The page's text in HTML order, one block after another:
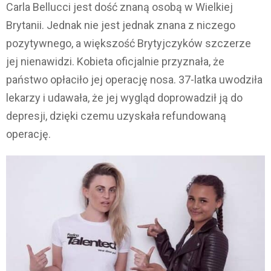
Carla Bellucci jest dość znaną osobą w Wielkiej
Brytanii. Jednak nie jest jednak znana z niczego
pozytywnego, a większość Brytyjczyków szczerze
jej nienawidzi. Kobieta oficjalnie przyznała, że ​​
państwo opłaciło jej operację nosa. 37-latka uwodziła
lekarzy i udawała, że jej wygląd doprowadził ją do
depresji, dzięki czemu uzyskała refundowaną
operację.